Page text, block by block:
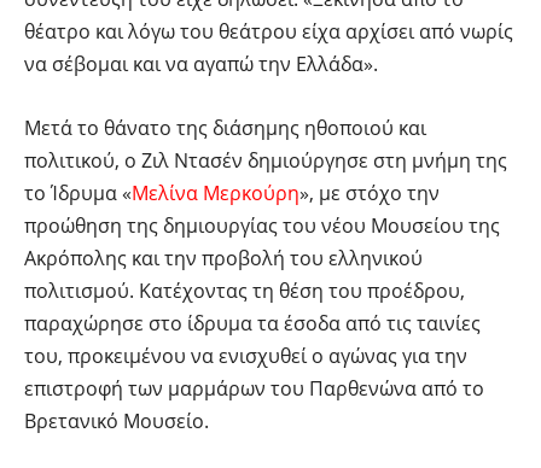
θέατρο και λόγω του θεάτρου είχα αρχίσει από νωρίς
να σέβομαι και να αγαπώ την Ελλάδα».
Μετά το θάνατο της διάσημης ηθοποιού και
πολιτικού, ο Ζιλ Ντασέν δημιούργησε στη μνήμη της
το Ίδρυμα «Μελίνα Μερκούρη», με στόχο την
προώθηση της δημιουργίας του νέου Μουσείου της
Ακρόπολης και την προβολή του ελληνικού
πολιτισμού. Κατέχοντας τη θέση του προέδρου,
παραχώρησε στο ίδρυμα τα έσοδα από τις ταινίες
του, προκειμένου να ενισχυθεί ο αγώνας για την
επιστροφή των μαρμάρων του Παρθενώνα από το
Βρετανικό Μουσείο.